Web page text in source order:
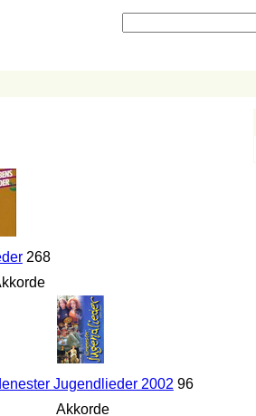
268
Jugendlieder 200296
Akkorde